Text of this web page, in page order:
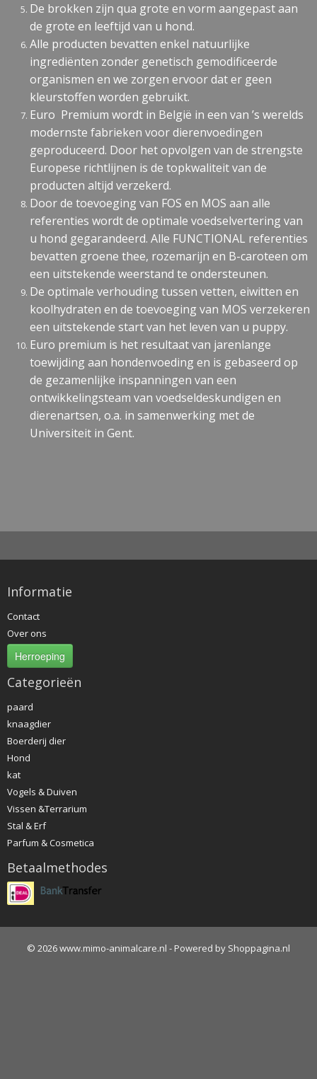
De brokken zijn qua grote en vorm aangepast aan
de grote en leeftijd van u hond.
Alle producten bevatten enkel natuurlijke
ingrediënten zonder genetisch gemodificeerde
organismen en we zorgen ervoor dat er geen
kleurstoffen worden gebruikt.
Euro Premium wordt in België in een van ’s werelds
modernste fabrieken voor dierenvoedingen
geproduceerd. Door het opvolgen van de strengste
Europese richtlijnen is de topkwaliteit van de
producten altijd verzekerd.
Door de toevoeging van FOS en MOS aan alle
referenties wordt de optimale voedselvertering van
u hond gegarandeerd. Alle FUNCTIONAL referenties
bevatten groene thee, rozemarijn en B-caroteen om
een uitstekende weerstand te ondersteunen.
De optimale verhouding tussen vetten, eiwitten en
koolhydraten en de toevoeging van MOS verzekeren
een uitstekende start van het leven van u puppy.
Euro premium is het resultaat van jarenlange
toewijding aan hondenvoeding en is gebaseerd op
de gezamenlijke inspanningen van een
ontwikkelingsteam van voedseldeskundigen en
dierenartsen, o.a. in samenwerking met de
Universiteit in Gent.
Informatie
Contact
Over ons
Herroeping
Categorieën
paard
knaagdier
Boerderij dier
Hond
kat
Vogels & Duiven
Vissen &Terrarium
Stal & Erf
Parfum & Cosmetica
Betaalmethodes
© 2026 www.mimo-animalcare.nl - Powered by Shoppagina.nl